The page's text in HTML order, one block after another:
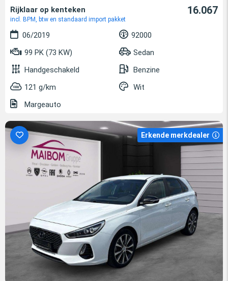
Rijklaar op kenteken
incl. BPM, btw en standaard import pakket
16.067
06/2019
92000
99 PK (73 KW)
Sedan
Handgeschakeld
Benzine
121 g/km
Wit
Margeauto
Erkende merkdealer